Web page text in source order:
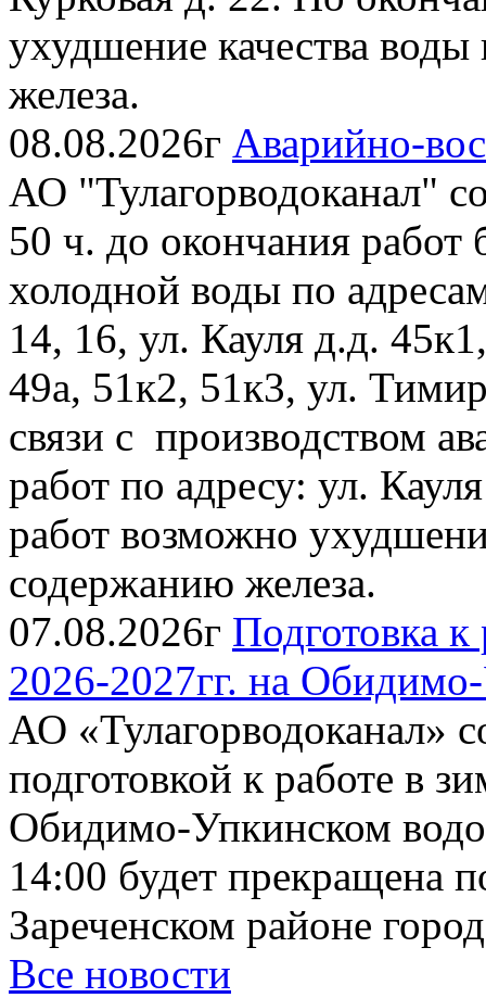
ухудшение качества
железа.
08.08.2026г Аварийно-
АО "Тулагорводоканал"
50 ч. до окончания работ
холодной воды по
14, 16, ул. Кауля д.д.
49а, 51к2, 51к3, ул.
связи с производством
работ по адресу: ул.
работ возможно
содержанию железа.
07.08.2026г Подготовка
2026-2027гг. на
АО «Тулагорводоканал»
подготовкой к работе в
Обидимо-Упкинском
14:00 будет прекращена
Зареченском районе
Все новости